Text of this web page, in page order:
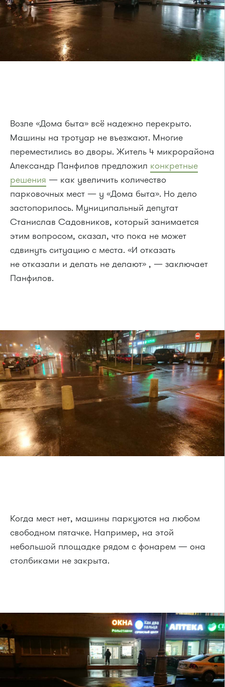
Возле «Дома быта» всё надежно перекрыто.
Машины на тротуар не въезжают. Многие
переместились во дворы. Житель 4 микрорайона
Александр Панфилов предложил конкретные
решения — как увеличить количество
парковочных мест — у «Дома быта». Но дело
застопорилось. Муниципальный депутат
Станислав Садовников, который занимается
этим вопросом, сказал, что пока не может
сдвинуть ситуацию с места. «И отказать
не отказали и делать не делают» , — заключает
Панфилов.
Когда мест нет, машины паркуются на любом
свободном пятачке. Например, на этой
небольшой площадке рядом с фонарем — она
столбиками не закрыта.